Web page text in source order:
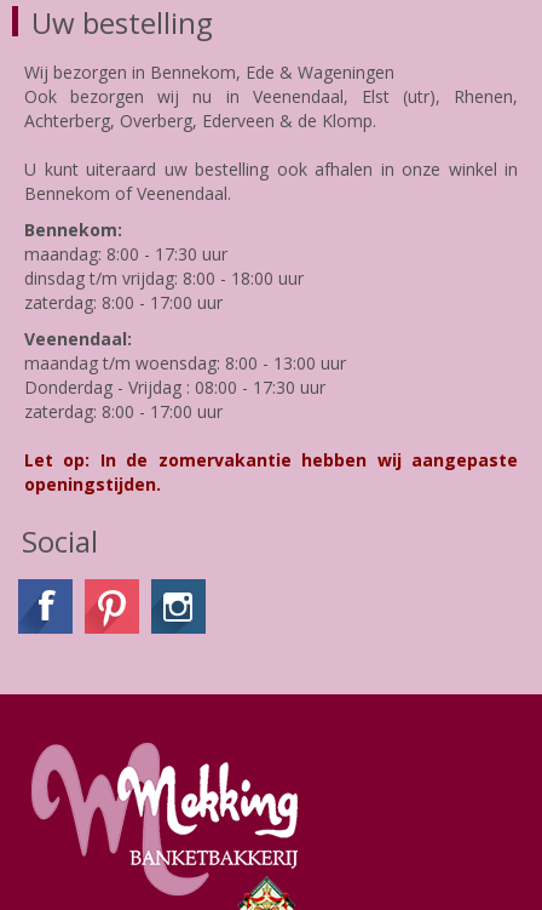
Uw bestelling
Wij bezorgen in Bennekom, Ede & Wageningen
Ook bezorgen wij nu in Veenendaal, Elst (utr), Rhenen,
Achterberg, Overberg, Ederveen & de Klomp.
U kunt uiteraard uw bestelling ook afhalen in onze winkel in
Bennekom of Veenendaal.
Bennekom:
maandag: 8:00 - 17:30 uur
dinsdag t/m vrijdag: 8:00 - 18:00 uur
zaterdag: 8:00 - 17:00 uur
Veenendaal:
maandag t/m woensdag: 8:00 - 13:00 uur
Donderdag - Vrijdag : 08:00 - 17:30 uur
zaterdag: 8:00 - 17:00 uur
Let op: In de zomervakantie hebben wij aangepaste
openingstijden.
Social